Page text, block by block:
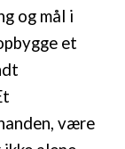
og mål i
et
være